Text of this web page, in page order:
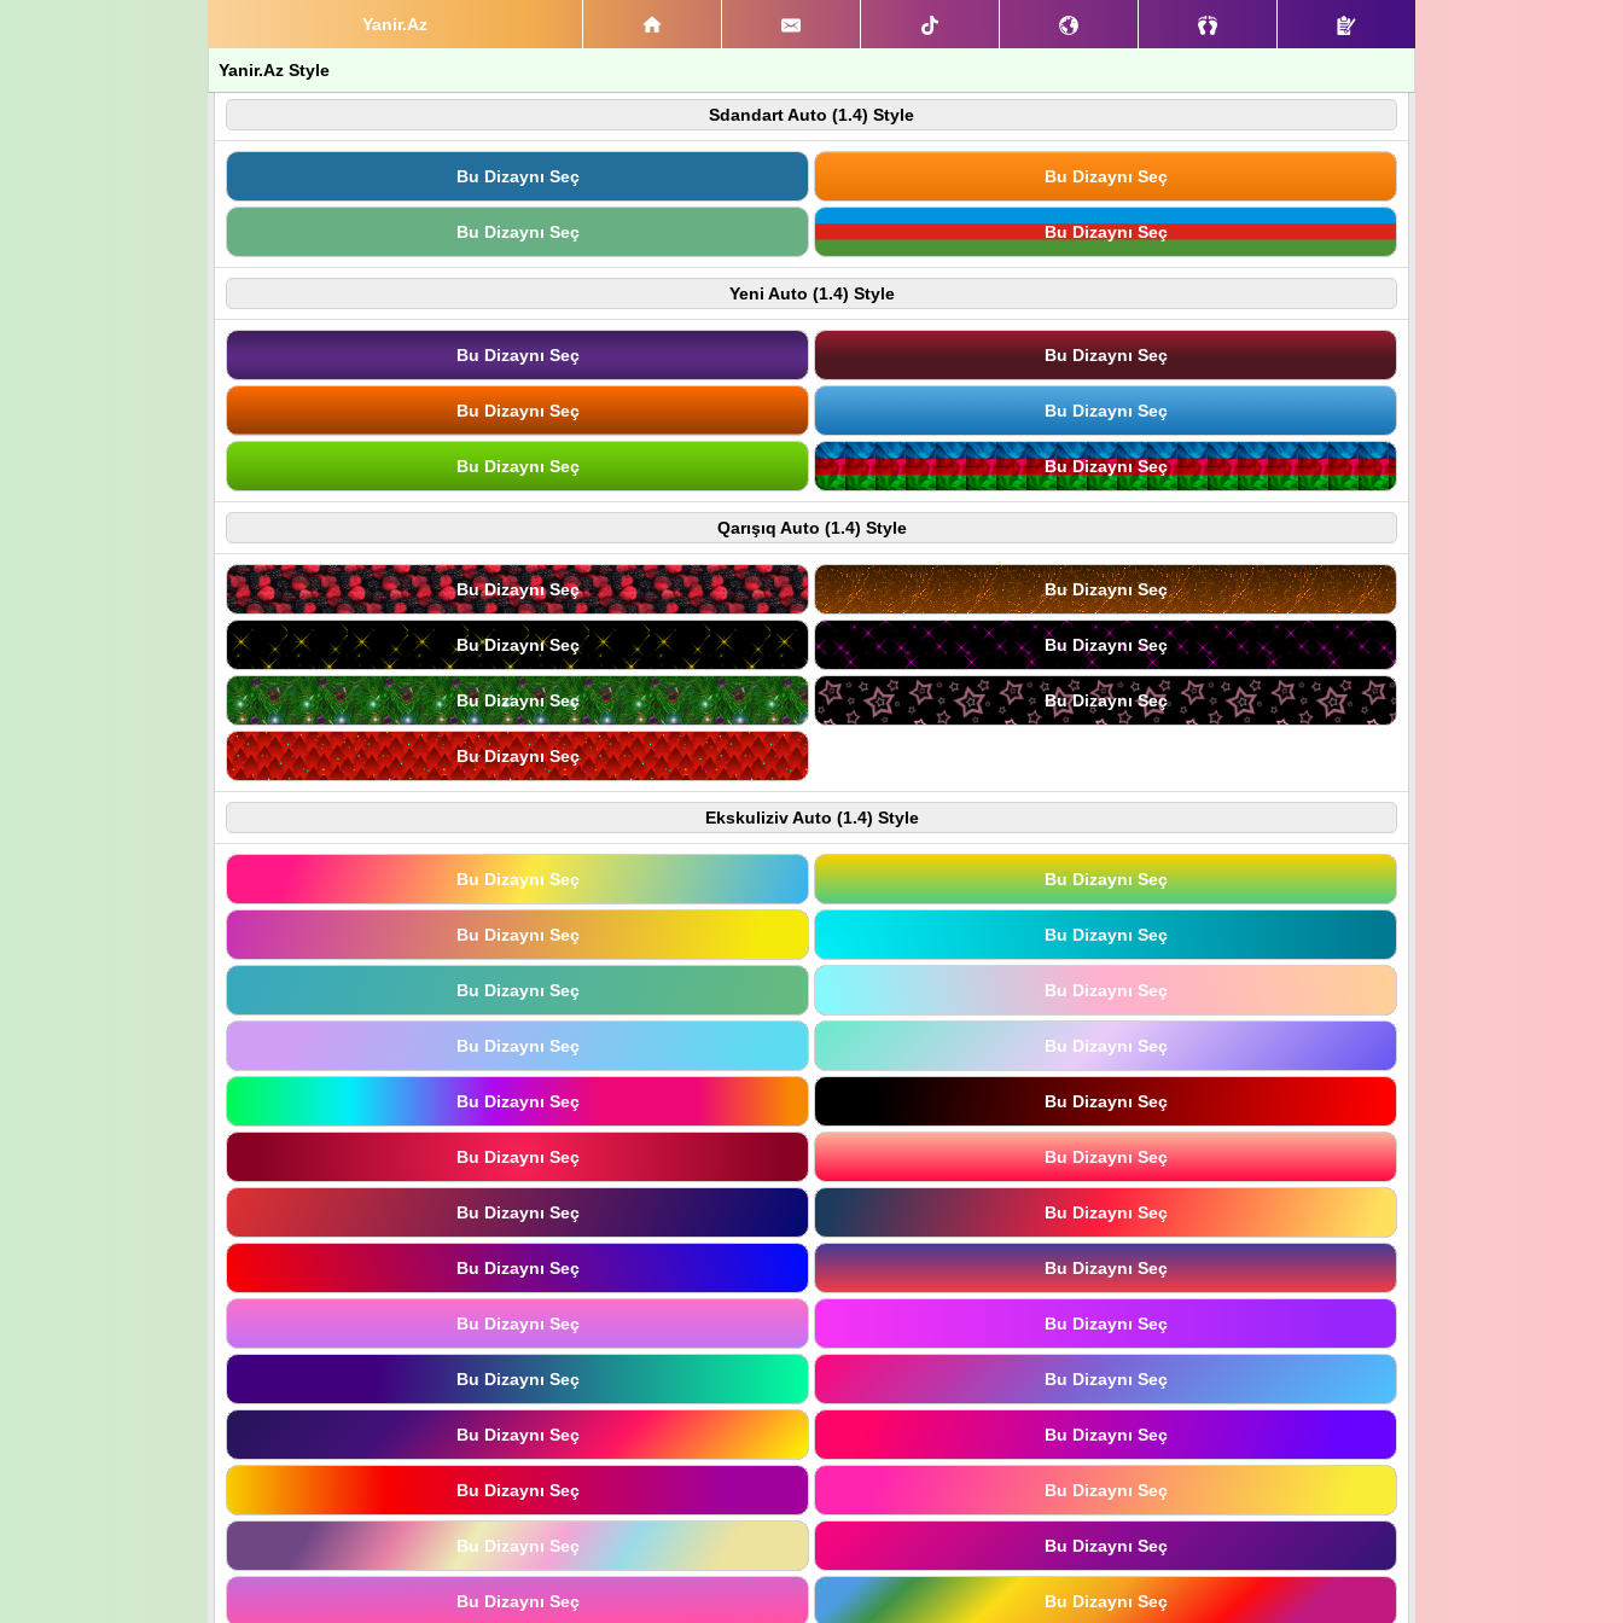
Yanir.Az
Yanir.Az Style
Sdandart Auto (1.4) Style
Bu Dizaynı Seç Bu Dizaynı Seç
Bu Dizaynı Seç Bu Dizaynı Seç
Yeni Auto (1.4) Style
Bu Dizaynı Seç Bu Dizaynı Seç
Bu Dizaynı Seç Bu Dizaynı Seç
Bu Dizaynı Seç Bu Dizaynı Seç
Qarışıq Auto (1.4) Style
Bu Dizaynı Seç Bu Dizaynı Seç
Bu Dizaynı Seç Bu Dizaynı Seç
Bu Dizaynı Seç Bu Dizaynı Seç
Bu Dizaynı Seç
Ekskuliziv Auto (1.4) Style
Bu Dizaynı Seç Bu Dizaynı Seç
Bu Dizaynı Seç Bu Dizaynı Seç
Bu Dizaynı Seç Bu Dizaynı Seç
Bu Dizaynı Seç Bu Dizaynı Seç
Bu Dizaynı Seç Bu Dizaynı Seç
Bu Dizaynı Seç Bu Dizaynı Seç
Bu Dizaynı Seç Bu Dizaynı Seç
Bu Dizaynı Seç Bu Dizaynı Seç
Bu Dizaynı Seç Bu Dizaynı Seç
Bu Dizaynı Seç Bu Dizaynı Seç
Bu Dizaynı Seç Bu Dizaynı Seç
Bu Dizaynı Seç Bu Dizaynı Seç
Bu Dizaynı Seç Bu Dizaynı Seç
Bu Dizaynı Seç Bu Dizaynı Seç